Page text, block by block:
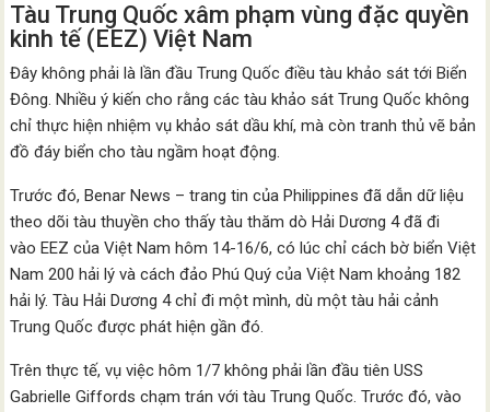
Tàu Trung Quốc xâm phạm vùng đặc quyền
kinh tế (EEZ) Việt Nam
Đây không phải là lần đầu Trung Quốc điều tàu khảo sát tới Biển
Đông. Nhiều ý kiến cho rằng các tàu khảo sát Trung Quốc không
chỉ thực hiện nhiệm vụ khảo sát dầu khí, mà còn tranh thủ vẽ bản
đồ đáy biển cho tàu ngầm hoạt động.
Trước đó, Benar News – trang tin của Philippines đã dẫn dữ liệu
theo dõi tàu thuyền cho thấy tàu thăm dò Hải Dương 4 đã đi
vào EEZ của Việt Nam hôm 14-16/6, có lúc chỉ cách bờ biển Việt
Nam 200 hải lý và cách đảo Phú Quý của Việt Nam khoảng 182
hải lý. Tàu Hải Dương 4 chỉ đi một mình, dù một tàu hải cảnh
Trung Quốc được phát hiện gần đó.
Trên thực tế, vụ việc hôm 1/7 không phải lần đầu tiên USS
Gabrielle Giffords chạm trán với tàu Trung Quốc. Trước đó, vào